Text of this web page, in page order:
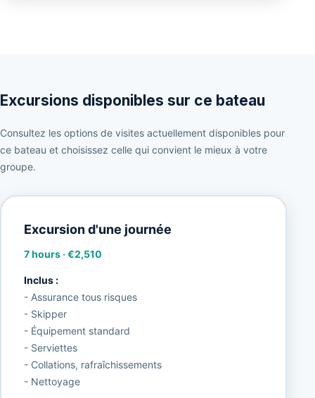
Excursions disponibles sur ce bateau
Consultez les options de visites actuellement disponibles pour
ce bateau et choisissez celle qui convient le mieux à votre
groupe.
Excursion d'une journée
7 hours·€2,510
Inclus :
- Assurance tous risques
- Skipper
- Équipement standard
- Serviettes
- Collations, rafraîchissements
- Nettoyage